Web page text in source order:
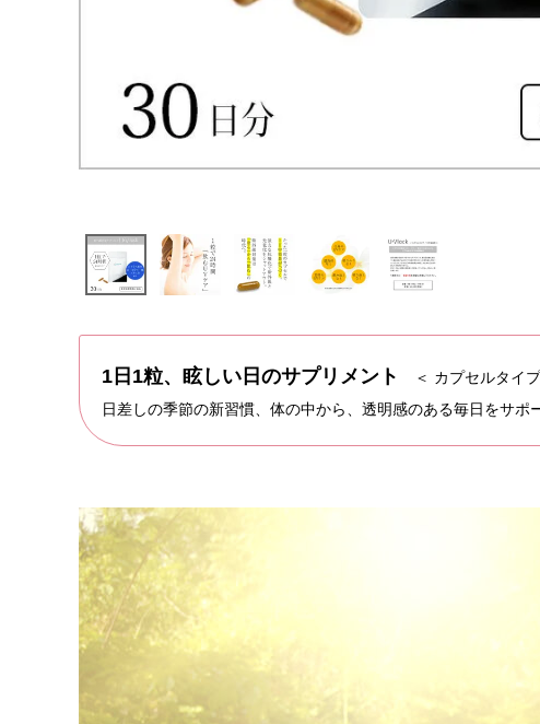
1日1粒、眩しい日のサプリメント
＜ カプセルタイ
日差しの季節の新習慣、体の中から、透明感のある毎日をサ